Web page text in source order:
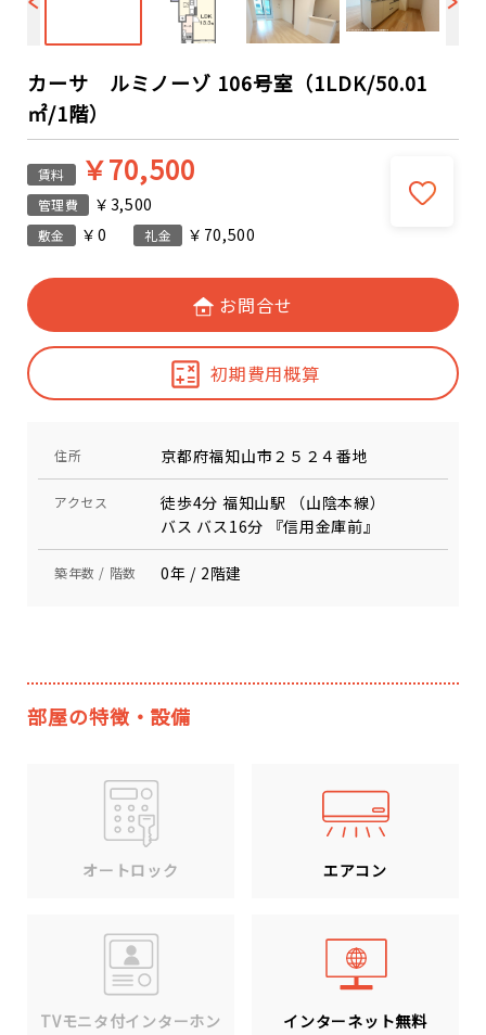
カーサ ルミノーゾ 106号室（1LDK/50.01
㎡/1階）
賃料 ￥70,500
管理費 ￥3,500
敷金 ￥0 礼金 ￥70,500
お問合せ
初期費用概算
住所 京都府福知山市２５２４番地
アクセス
徒歩4分 福知山駅 （山陰本線）
バス バス16分 『信用金庫前』
築年数 / 階数 0年 / 2階建
部屋の特徴・設備
オートロック エアコン
TVモニタ付インターホン インターネット無料